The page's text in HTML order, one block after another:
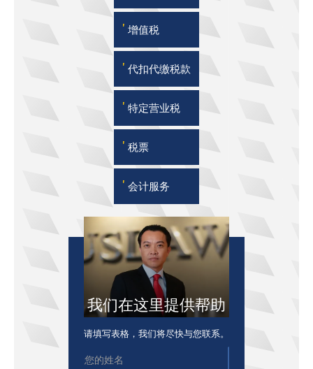
' 增值税
' 代扣代缴税款
' 特定营业税
' 税票
' 会计服务
我们在这里提供帮助
请填写表格，我们将尽快与您联系。